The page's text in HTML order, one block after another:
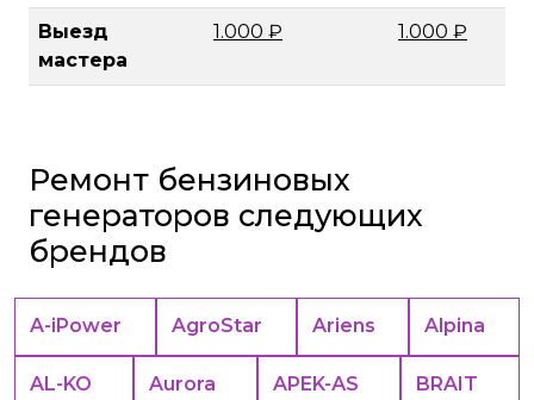
Выезд
мастера
1.000 ₽ 1.000 ₽
Ремонт бензиновых
генераторов следующих
брендов
A-iPower AgroStar Ariens Alpina
AL-KO Aurora APEK-АS BRAIT